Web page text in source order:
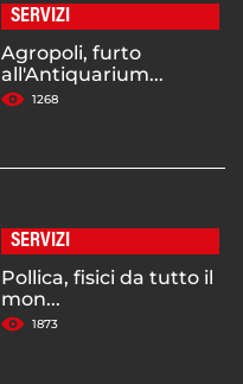
SERVIZI
Agropoli, furto
all'Antiquarium...
1268
SERVIZI
Pollica, fisici da tutto il
mon...
1873